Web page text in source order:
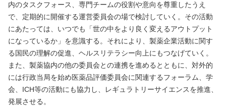
内のタスクフォース、専門チームの役割や意向を尊重したうえ
で、定期的に開催する運営委員会の場で検討していく。その活動
にあたっては、いつでも「世の中をより良く変えるアウトプット
になっているか」を意識する。それにより、製薬企業活動に関す
る国民の理解の促進、ヘルスリテラシー向上にもつなげていく。
また、製薬協内の他の委員会との連携を進めるとともに、対外的
には行政当局を始め医薬品評価委員会に関連するフォーラム、学
会、ICH等の活動にも協力し、レギュラトリーサイエンスを推進、
発展させる。